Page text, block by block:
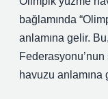
bağlamında
anlamına gelir.
havuzu anlamına